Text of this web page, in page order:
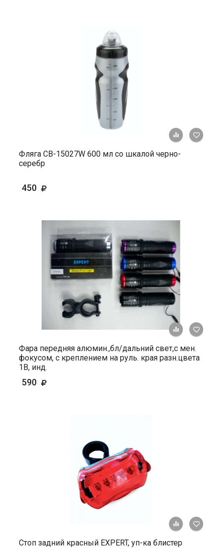
+ К
Фляга СВ-15027W 600 мл со шкалой черно-
серебр
450
+ К
Фара передняя алюмин.,бл/дальний свет,с мен.
фокусом, с креплением на руль. края разн.цвета
1В, инд.
590
+ К
Стоп задний красный EXPERT, уп-ка блистер